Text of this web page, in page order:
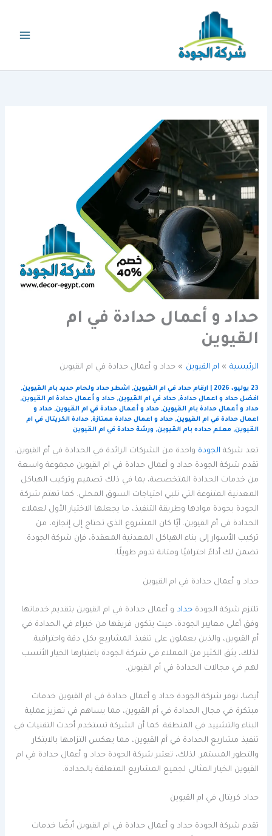
حداد و أعمال حدادة في ام
القيوين
الرئيسية ام القيوين حداد و أعمال حدادة في ام القيوين
23 يوليو، 2026 |ارقام حداد في ام القيوين,اشطر حداد ولحام حديد بام القيوين,
افضل حداد و اعمال حدادة,حداد في ام القيوين,حداد و أعمال حدادة ام القيوين,
حداد و أعمال حدادة بام القيوين,حداد و أعمال حدادة في ام القيوين,حداد و
اعمال حدادة في ام القيوين,حداد و اعمال حدادة ممتازة,حدادة الكريتال في ام
القيوين, معلم حداده بام القيوين,ورشة حدادة في ام القيوين
تعد شركة الجودة واحدة من الشركات الرائدة في الحدادة في أم القيوين.
تقدم شركة الجودة حداد و أعمال حدادة في ام القيوين مجموعة واسعة
من خدمات الحدادة المتخصصة، بما في ذلك تصميم وتركيب الهياكل
المعدنية المتنوعة التي تلبي احتياجات السوق المحلي. كما تهتم شركة
الجودة بجودة موادها وطريقة التنفيذ، ما يجعلها الاختيار الأول لعملاء
الحدادة في أم القيوين. أيًا كان المشروع الذي تحتاج إلى إنجازه، من
تركيب الأسوار إلى بناء الهياكل المعدنية المعقدة، فإن شركة الجودة
تضمن لك أداءً احترافيًا ومتانة تدوم طويلًا.
حداد و أعمال حدادة في ام القيوين
تلتزم شركة الجودةحداد و أعمال حدادة في ام القيوين بتقديم خدماتها
وفق أعلى معايير الجودة، حيث يتكون فريقها من خبراء في الحدادة في
أم القيوين، والذين يعملون على تنفيذ المشاريع بكل دقة واحترافية.
لذلك، يثق الكثير من العملاء في شركة الجودة باعتبارها الخيار الأنسب
لهم في مجالات الحدادة في أم القيوين.
أيضا، توفر شركة الجودة حداد و أعمال حدادة في ام القيوين خدمات
مبتكرة في مجال الحدادة في أم القيوين، مما يساهم في تعزيز عملية
البناء والتشييد في المنطقة. كما أن الشركة تستخدم أحدث التقنيات في
تنفيذ مشاريع الحدادة في أم القيوين، مما يعكس التزامها بالابتكار
والتطور المستمر. لذلك، تعتبر شركة الجودة حداد و أعمال حدادة في ام
القيوين الخيار المثالي لجميع المشاريع المتعلقة بالحدادة.
حداد كريتال في ام القيوين
تقدم شركة الجودة حداد و أعمال حدادة في ام القيوين أيضًا خدمات